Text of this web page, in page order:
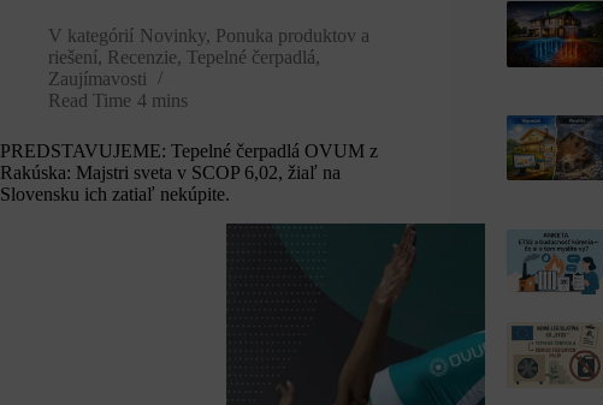
V kategórií Novinky, Ponuka produktov a
riešení, Recenzie,Tepelné čerpadlá,
Zaujímavosti
Read Time 4 mins
PREDSTAVUJEME: Tepelné čerpadlá OVUM z
Rakúska: Majstri sveta v SCOP 6,02, žiaľ na
Slovensku ich zatiaľ nekúpite.